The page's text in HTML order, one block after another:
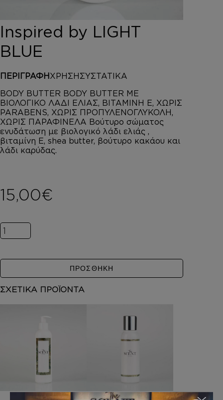
HOROMIA
SPECIAL OFFERS
ΚΑΛΑΘΙ
Inspired by LIGHT
BLUE
ΠΕΡΙΓΡΑΦΗ ΧΡΗΣΗ ΣΥΣΤΑΤΙΚΑ
BODY BUTTER BODY BUTTER ΜΕ
ΒΙΟΛΟΓΙΚΟ ΛΑΔΙ ΕΛΙΑΣ, ΒΙΤΑΜΙΝΗ Ε, ΧΩΡΙΣ
PARABENS, ΧΩΡΙΣ ΠΡΟΠΥΛΕΝΟΓΛΥΚΟΛΗ,
ΧΩΡΙΣ ΠΑΡΑΦΙΝΕΛΑ Βούτυρο σώματος
ενυδάτωση με βιολογικό λάδι ελιάς ,
βιταμίνη Ε, shea butter, βούτυρο κακάου και
λάδι καρύδας.
15,00€
Inspired by LIGHT BLUE ποσότητα
ΠΡΟΣΘΗΚΗ
ΣΧΕΤΙΚΑ ΠΡΟΪΟΝΤΑ